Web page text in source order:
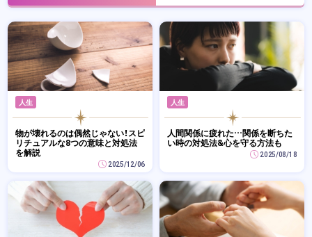
人生
物が壊れるのは偶然じゃない！スピ
リチュアルな8つの意味と対処法
を解説
2025/12/06
人生
人間関係に疲れた…関係を断ちた
い時の対処法&心を守る方法も
2025/08/18